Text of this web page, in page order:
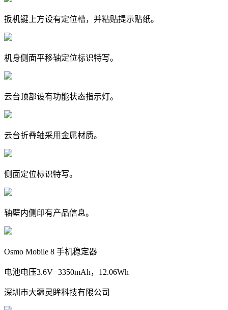
扳机键上方设有定位槽，并粘贴提示贴纸。
机身侧面平移轴定位标识特写。
云台顶部设有功能状态指示灯。
云台折叠轴采用金属材质。
侧面定位标识特写。
轴壁内侧印有产品信息。
Osmo Mobile 8 手机稳定器
电池电压3.6V⎓3350mAh，12.06Wh
深圳市大疆灵眸科技有限公司